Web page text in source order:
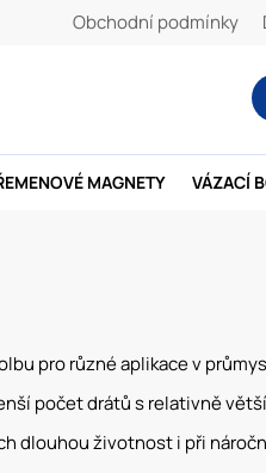
Obchodní podmínky
MAGNETY VÁZACÍ
pro různé aplikace v
počet drátů s relativně
dlouhou životnost i při